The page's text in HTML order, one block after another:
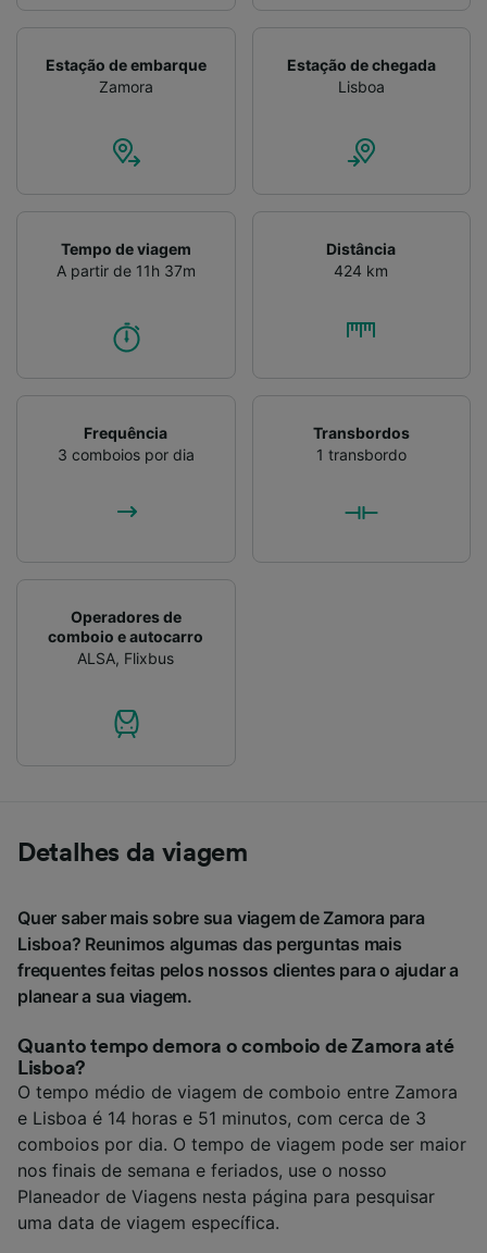
Estação de embarque
Zamora
Estação de chegada
Lisboa
Tempo de viagem
A partir de 11h 37m
Distância
424 km
Frequência
3 comboios por dia
Transbordos
1 transbordo
Operadores de
comboio e autocarro
ALSA, Flixbus
Detalhes da viagem
Quer saber mais sobre sua viagem de Zamora para
Lisboa? Reunimos algumas das perguntas mais
frequentes feitas pelos nossos clientes para o ajudar a
planear a sua viagem.
Quanto tempo demora o comboio de Zamora até
Lisboa?
O tempo médio de viagem de comboio entre Zamora
e Lisboa é 14 horas e 51 minutos, com cerca de 3
comboios por dia. O tempo de viagem pode ser maior
nos finais de semana e feriados, use o nosso
Planeador de Viagens nesta página para pesquisar
uma data de viagem específica.